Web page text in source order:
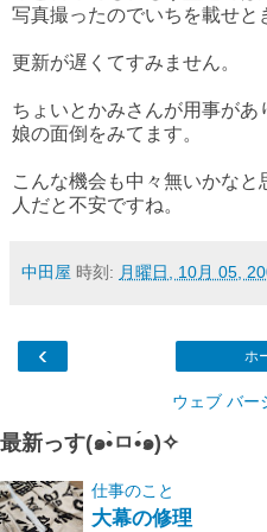
写真撮ったのでいちを載せと
更新が遅くてすみません。
ちょいとかみさんが用事が
娘の面倒をみてます。
こんな機会も中々無いかな
人だと不安ですね。
中田屋 時刻: 月曜日, 10月 05,
‹ ホ
ウェブ バー
最新っす(๑•̀ㅁ•́๑)✧
仕事のこと
大幕の修理